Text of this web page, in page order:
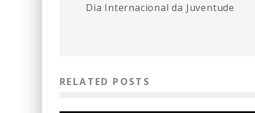
Dia Internacional da Juventude
RELATED POSTS